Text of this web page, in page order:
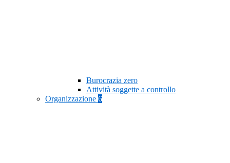
Burocrazia zero
Attività soggette a controllo
Organizzazione 6